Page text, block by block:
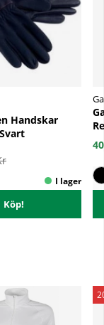
Handskar
Köp!